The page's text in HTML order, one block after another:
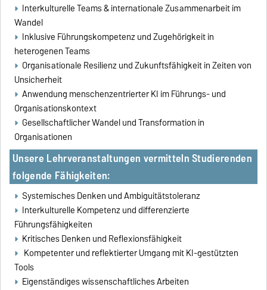
Interkulturelle Teams & internationale Zusammenarbeit im
Wandel
Inklusive Führungskompetenz und Zugehörigkeit in
heterogenen Teams
Organisationale Resilienz und Zukunftsfähigkeit in Zeiten von
Unsicherheit
Anwendung menschenzentrierter KI im Führungs- und
Organisationskontext
Gesellschaftlicher Wandel und Transformation in
Organisationen
Unsere Lehrveranstaltungen vermitteln Studierenden
folgende Fähigkeiten:
Systemisches Denken und Ambiguitätstoleranz
Interkulturelle Kompetenz und differenzierte
Führungsfähigkeiten
Kritisches Denken und Reflexionsfähigkeit
Kompetenter und reflektierter Umgang mit KI-gestützten
Tools
Eigenständiges wissenschaftliches Arbeiten